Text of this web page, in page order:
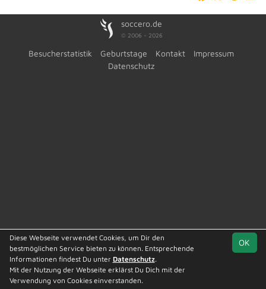
Team Kreisliga St. 5
soccero.de
© 2006 - 2026
Besucherstatistik Geburtstage Kontakt
Impressum
Datenschutz
OK
Diese Webseite verwendet Cookies, um Dir den
bestmöglichen Service bieten zu können. Entsprechende
Informationen findest Du unter Datenschutz.
Mit der Nutzung der Webseite erklärst Du Dich mit der
Verwendung von Cookies einverstanden.